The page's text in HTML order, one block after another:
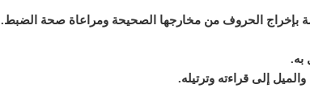
بإخراج الحروف من مخارجها الصحيحة ومراعاة صحة الضبط.
به.
إلى قراءته وترتيله.